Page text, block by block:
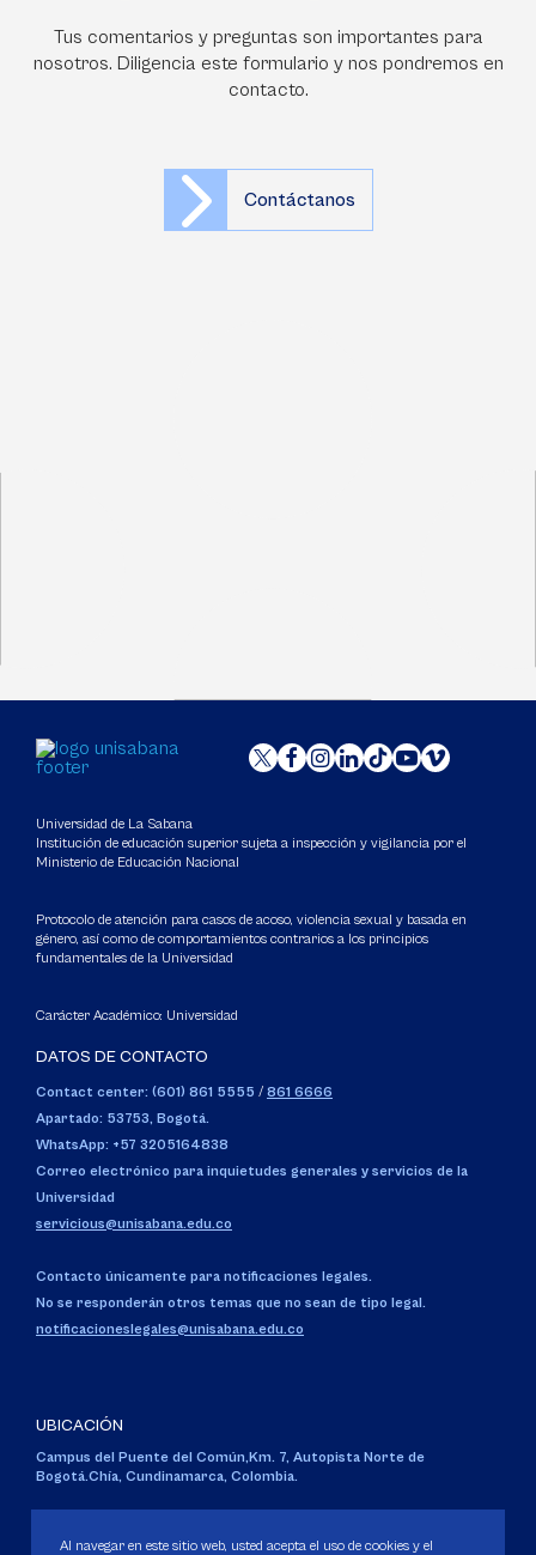
Tus comentarios y preguntas son importantes para
nosotros. Diligencia este formulario y nos pondremos en
contacto.
Contáctanos
Universidad de La Sabana
Institución de educación superior sujeta a inspección y vigilancia por el
Ministerio de Educación Nacional
Protocolo de atención para casos de acoso, violencia sexual y basada en
género, así como de comportamientos contrarios a los principios
fundamentales de la Universidad
Carácter Académico: Universidad
DATOS DE CONTACTO
Contact center: (601) 861 5555 / 861 6666
Apartado: 53753, Bogotá.
WhatsApp: +57 3205164838
Correo electrónico para inquietudes generales y servicios de la
Universidad
servicious@unisabana.edu.co
Contacto únicamente para notificaciones legales.
No se responderán otros temas que no sean de tipo legal.
notificacioneslegales@unisabana.edu.co
UBICACIÓN
Campus del Puente del Común,Km. 7, Autopista Norte de
Bogotá.Chía, Cundinamarca, Colombia.
Personería Jurídica:Resolución 130 del 14 de enero de 1980.
Al navegar en este sitio web, usted acepta el uso de cookies y el